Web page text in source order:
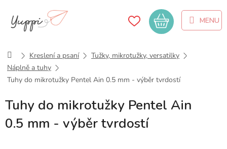
obsah
Nákupní
košík
DomůKreslení a psaní
Tužky, mikrotužky, versatilky
Náplně a tuhy
Tuhy do mikrotužky Pentel Ain 0.5 mm - výběr tvrdostí
Tuhy do mikrotužky Pentel Ain
0.5 mm - výběr tvrdostí